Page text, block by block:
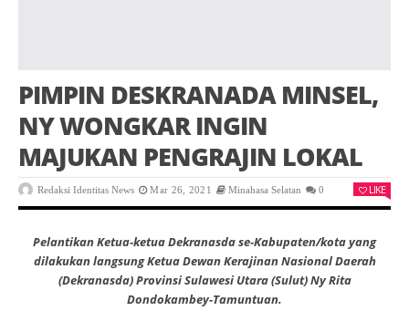
PIMPIN DESKRANADA MINSEL,
NY WONGKAR INGIN
MAJUKAN PENGRAJIN LOKAL
Redaksi Identitas News Mar 26, 2021 Minahasa Selatan 0 LIKE
Pelantikan Ketua-ketua Dekranasda se-Kabupaten/kota yang
dilakukan langsung Ketua Dewan Kerajinan Nasional Daerah
(Dekranasda) Provinsi Sulawesi Utara (Sulut) Ny Rita
Dondokambey-Tamuntuan.